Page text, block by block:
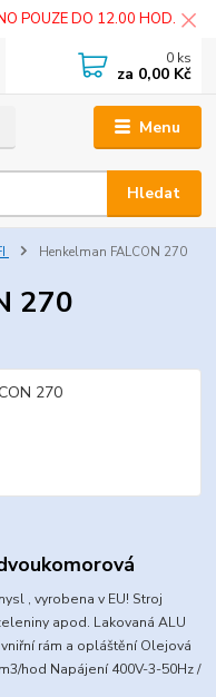
POUZE DO 12.00 HOD.
Menu
Hledat
0 ks
za 0,00 Kč
Henkelman FALCON 270
270
, vyrobena v EU! Stroj
apod. Lakovaná ALU
rám a opláštění Olejová
hod Napájení 400V-3-50Hz /